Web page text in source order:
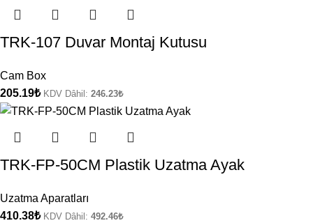
TRK-107 Duvar Montaj Kutusu
Cam Box
205.19₺ KDV Dâhil: 246.23₺
TRK-FP-50CM Plastik Uzatma Ayak
Uzatma Aparatları
410.38₺ KDV Dâhil: 492.46₺